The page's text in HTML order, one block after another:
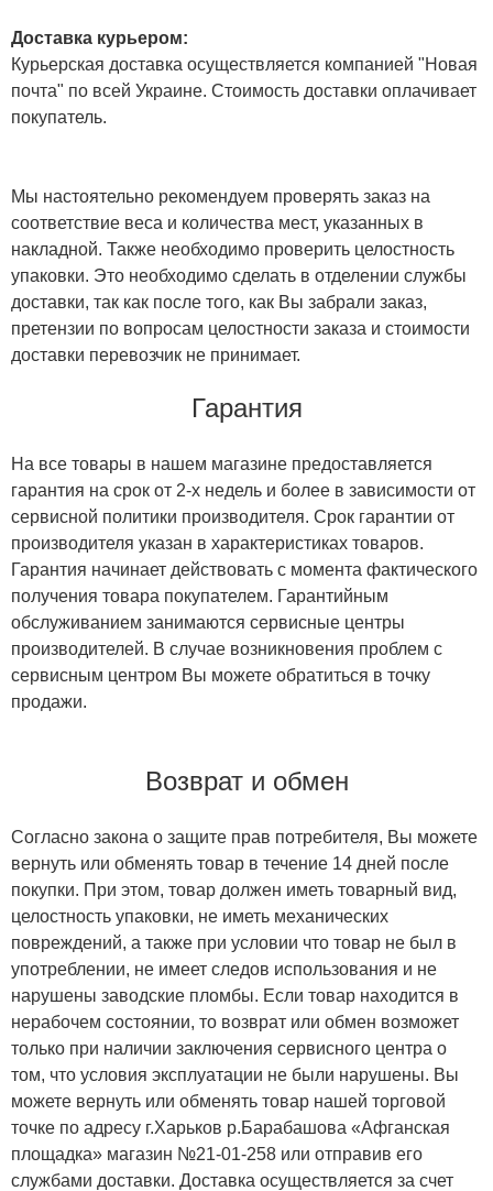
Доставка курьером:
Курьерская доставка осуществляется компанией "Новая
почта" по всей Украине. Стоимость доставки оплачивает
покупатель.
Мы настоятельно рекомендуем проверять заказ на
соответствие веса и количества мест, указанных в
накладной. Также необходимо проверить целостность
упаковки. Это необходимо сделать в отделении службы
доставки, так как после того, как Вы забрали заказ,
претензии по вопросам целостности заказа и стоимости
доставки перевозчик не принимает.
Гарантия
На все товары в нашем магазине предоставляется
гарантия на срок от 2-х недель и более в зависимости от
сервисной политики производителя. Срок гарантии от
производителя указан в характеристиках товаров.
Гарантия начинает действовать с момента фактического
получения товара покупателем. Гарантийным
обслуживанием занимаются сервисные центры
производителей. В случае возникновения проблем с
сервисным центром Вы можете обратиться в точку
продажи.
Возврат и обмен
Согласно закона о защите прав потребителя, Вы можете
вернуть или обменять товар в течение 14 дней после
покупки. При этом, товар должен иметь товарный вид,
целостность упаковки, не иметь механических
повреждений, а также при условии что товар не был в
употреблении, не имеет следов использования и не
нарушены заводские пломбы. Если товар находится в
нерабочем состоянии, то возврат или обмен возможет
только при наличии заключения сервисного центра о
том, что условия эксплуатации не были нарушены. Вы
можете вернуть или обменять товар нашей торговой
точке по адресу г.Харьков р.Барабашова «Афганская
площадка» магазин №21-01-258 или отправив его
службами доставки. Доставка осуществляется за счет